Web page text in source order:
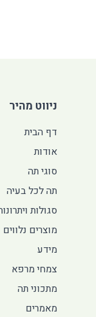
ניווט מהיר
דף הבית
אודות
סוגי תה
תה לכל בעיה
סגולות
מוצרים נלווים
מידע
צמחי מרפא
מתכוני תה
מאמרים